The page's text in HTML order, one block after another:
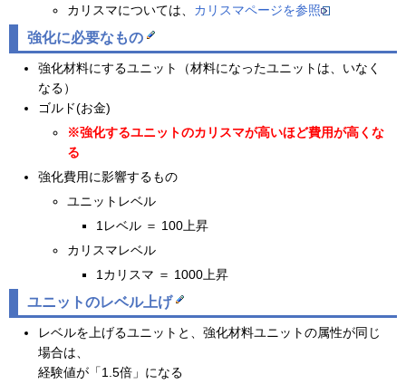
カリスマについては、 カリスマページを参照
強化に必要なもの
強化材料にするユニット（材料になったユニットは、いなく
なる）
ゴルド(お金)
※強化するユニットのカリスマが高いほど費用が高くな
る
強化費用に影響するもの
ユニットレベル
1レベル ＝ 100上昇
カリスマレベル
1カリスマ ＝ 1000上昇
ユニットのレベル上げ
レベルを上げるユニットと、強化材料ユニットの属性が同じ
場合は、
経験値が「1.5倍」になる